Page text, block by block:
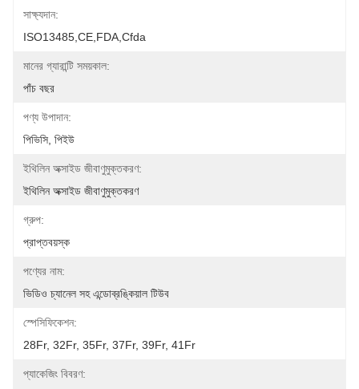
সাক্ষ্যদান:
ISO13485,CE,FDA,Cfda
মানের গ্যারান্টি সময়কাল:
পাঁচ বছর
পণ্য উপাদান:
পিভিসি, পিইউ
ইথিলিন অক্সাইড জীবাণুমুক্তকরণ:
ইথিলিন অক্সাইড জীবাণুমুক্তকরণ
গ্রুপ:
প্রাপ্তবয়স্ক
পণ্যের নাম:
ভিডিও চ্যানেল সহ এন্ডোব্রঙ্কিয়াল টিউব
স্পেসিফিকেশন:
28Fr, 32Fr, 35Fr, 37Fr, 39Fr, 41Fr
প্যাকেজিং বিবরণ: